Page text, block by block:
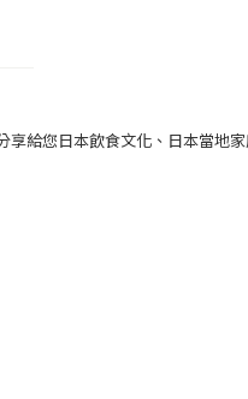
給您日本飲食文化、日本當地